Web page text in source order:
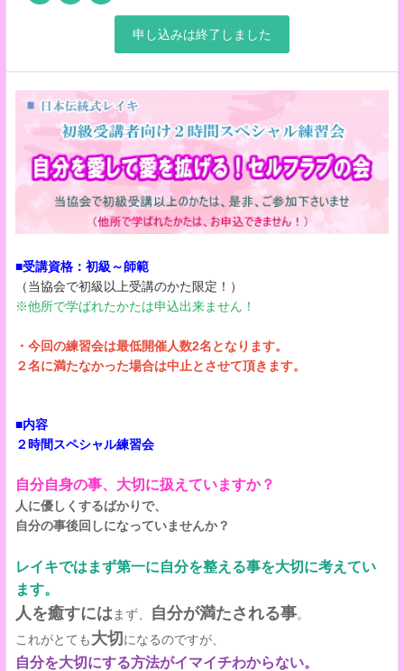
申し込みは終了しました
■受講資格：初級～師範
（当協会で初級以上受講のかた限定！）
※他所で学ばれたかたは申込出来ません！
・今回の練習会は最低開催人数2名となります。
２名に満たなかった場合は中止とさせて頂きます​​​​​。
■内容
２時間スペシャル練習会
自分自身の事、大切に扱えていますか？
人に優しくするばかりで、
自分の事後回しになっていませんか？
レイキではまず第一に自分を整える事を大切に考えてい
ます。
人を癒すには まず、 自分が満たされる事。
これがとても大切 になるのですが、
自分を大切にする方法がイマイチわからない。